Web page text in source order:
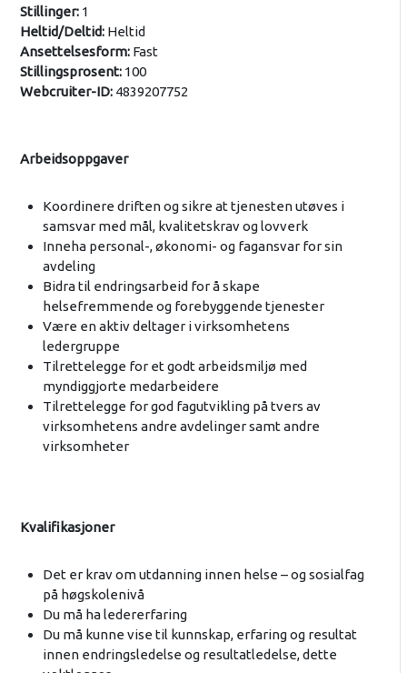
Stillinger:1
Heltid/Deltid:Heltid
Ansettelsesform:Fast
Stillingsprosent:100
Webcruiter-ID:4839207752
Arbeidsoppgaver
Koordinere driften og sikre at tjenesten utøves i
samsvar med mål, kvalitetskrav og lovverk
Inneha personal-, økonomi- og fagansvar for sin
avdeling
Bidra til endringsarbeid for å skape
helsefremmende og forebyggende tjenester
Være en aktiv deltager i virksomhetens
ledergruppe
Tilrettelegge for et godt arbeidsmiljø med
myndiggjorte medarbeidere
Tilrettelegge for god fagutvikling på tvers av
virksomhetens andre avdelinger samt andre
virksomheter
Kvalifikasjoner
Det er krav om utdanning innen helse – og sosialfag
på høgskolenivå
Du må ha ledererfaring
Du må kunne vise til kunnskap, erfaring og resultat
innen endringsledelse og resultatledelse, dette